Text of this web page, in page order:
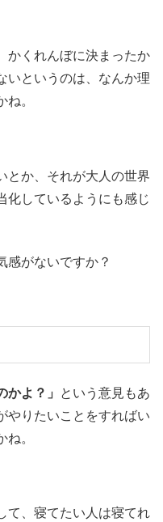
かくれんぼに決まったか
いというのは、なんか理
。
とか、それが大人の世界
化しているようにも感じ
感がないですか？
かよ？」
という意見もあ
やりたいことをすればい
。
て、寝てたい人は寝てれ